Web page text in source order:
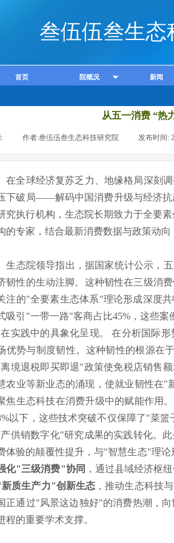
叁伍伍叁生态
首页 院概况 新闻
从五一消费 “热
作者:叁伍伍叁生态科技研究院 发布时间:
全球经济复苏乏力、地缘格局深刻调
下破局——解码中国消费升级与经济抗
究执行机构，生态院长期致力于全要
的专家，结合最新消费数据与政策动
态院领导指出，据国家统计公示，五
韧性的生动注脚。这种韧性在三级消
注的"全要素生态体系"理论形成深度
吸引"一带一路"客商占比45%，这些
实践中的具象化呈现。 在分析国际
优势与制度韧性。这种韧性的根源
境退税即买即退"政策使免税店销售
农业等新业态的涌现，使就业韧性在
焦生态科技在消费升级中的赋能作用
以下，这些技术突破不仅保障了"菜
供销数字化"研究成果的实践转化。
体验的颠覆性提升，与"智慧生态"理
化"三级消费"协同 ，通过县域经济枢
质生产力"创新生态 ，推动生态科技
正通过"风景这边独好"的消费热潮，
程的重要学术支撑。